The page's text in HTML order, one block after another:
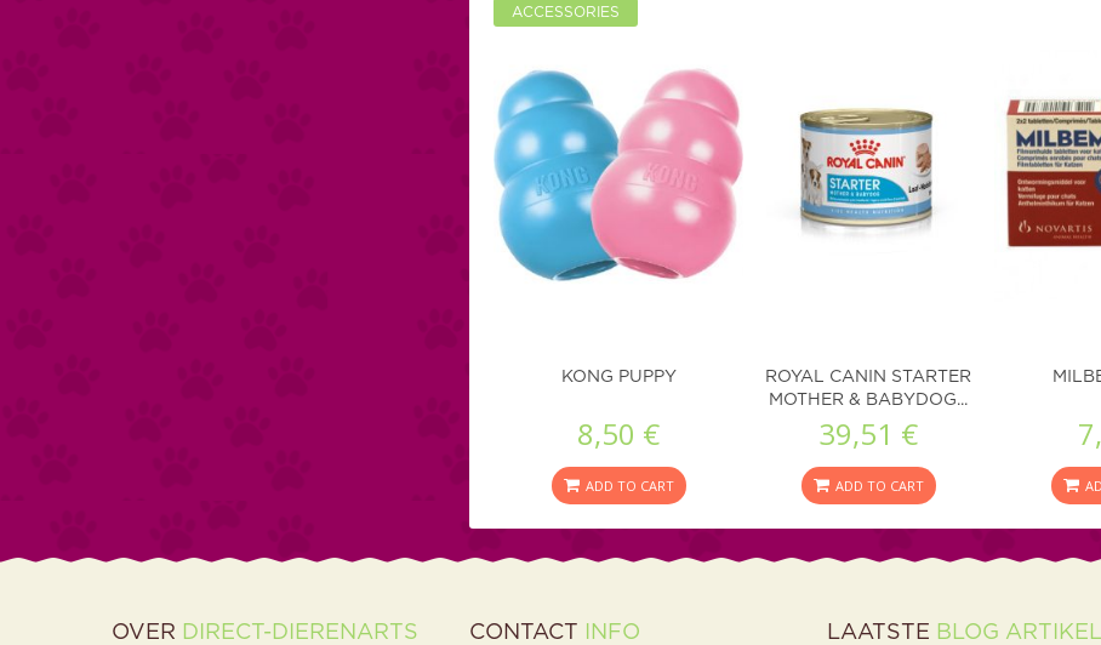
ACCESSORIES
KONG PUPPY
8,50 €
ADD TO CART
ROYAL CANIN STARTER
MOTHER & BABYDOG...
39,51 €
ADD TO CART
OVER DIRECT-DIERENARTS CONTACT INFO LAATSTE BLOG